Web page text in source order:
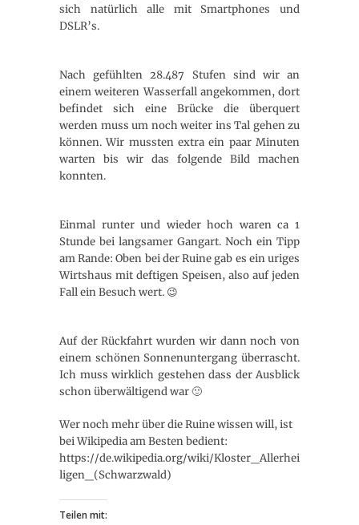
sich natürlich alle mit Smartphones und
DSLR’s.
Nach gefühlten 28.487 Stufen sind wir an
einem weiteren Wasserfall angekommen, dort
befindet sich eine Brücke die überquert
werden muss um noch weiter ins Tal gehen zu
können. Wir mussten extra ein paar Minuten
warten bis wir das folgende Bild machen
konnten.
Einmal runter und wieder hoch waren ca 1
Stunde bei langsamer Gangart. Noch ein Tipp
am Rande: Oben bei der Ruine gab es ein uriges
Wirtshaus mit deftigen Speisen, also auf jeden
Fall ein Besuch wert. 😉
Auf der Rückfahrt wurden wir dann noch von
einem schönen Sonnenuntergang überrascht.
Ich muss wirklich gestehen dass der Ausblick
schon überwältigend war 🙂
Wer noch mehr über die Ruine wissen will, ist
bei Wikipedia am Besten bedient:
https://de.wikipedia.org/wiki/Kloster_Allerhei
ligen_(Schwarzwald)
Teilen mit: